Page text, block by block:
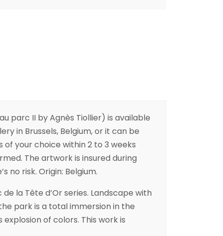
parc II by Agnès Tiollier) is available
in Brussels, Belgium, or it can be
your choice within 2 to 3 weeks
The artwork is insured during
no risk. Origin: Belgium.
la Tête d’Or series. Landscape with
park is a total immersion in the
of colors. This work is